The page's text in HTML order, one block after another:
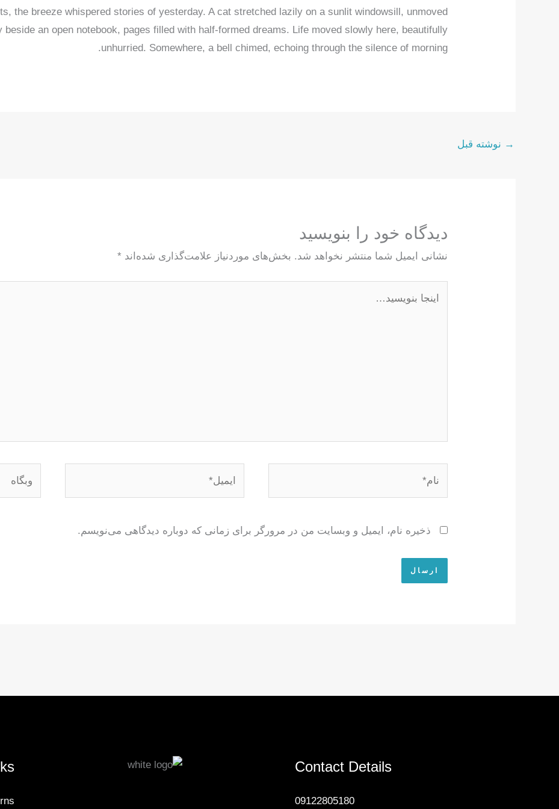
the breeze whispered stories of yesterday. A cat stretched lazily on a sunlit windowsill, unmoved
beside an open notebook, pages filled with half-formed dreams. Life moved slowly here, beautifully
unhurried. Somewhere, a bell chimed, echoing through the silence of morning.
→ نوشته قبل
دیدگاه‌ خود را بنویسید
نشانی ایمیل شما منتشر نخواهد شد. بخش‌های موردنیاز علامت‌گذاری شده‌اند *
بنویسید…
ذخیره نام، ایمیل و وبسایت من در مرورگر برای زمانی که دوباره دیدگاهی می‌نویسم.
Contact Details
09122805180